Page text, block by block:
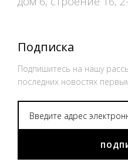
Подписка
Подпишитесь на нашу
последних новостях